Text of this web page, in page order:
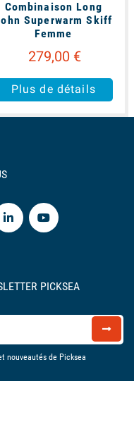
Combinaison Long
Superwarm Skiff
Femme
279,00 €
Plus de détails
PICKSEA
nouveautés de Picksea